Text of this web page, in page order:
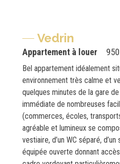
Vedrin
Appartement à louer
Bel appartement idéalement
environnement très calme et
quelques minutes de la gare
immédiate de nombreuses
(commerces, écoles,
agréable et lumineux se
vestiaire, d’un WC séparé,
équipée ouverte donnant